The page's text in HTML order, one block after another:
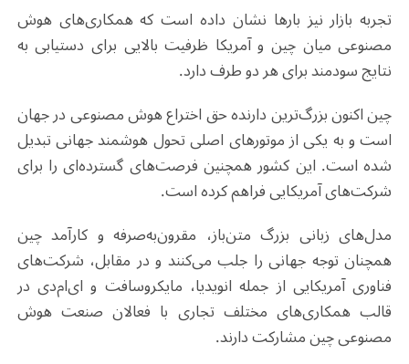
تجربه بازار نیز بارها نشان داده است که همکاری‌های هوش
مصنوعی میان چین و آمریکا ظرفیت بالایی برای دستیابی به
نتایج سودمند برای هر دو طرف دارد.
چین اکنون بزرگ‌ترین دارنده حق اختراع هوش مصنوعی در جهان
است و به یکی از موتورهای اصلی تحول هوشمند جهانی تبدیل
شده است. این کشور همچنین فرصت‌های گسترده‌ای را برای
شرکت‌های آمریکایی فراهم کرده است.
مدل‌های زبانی بزرگ متن‌باز، مقرون‌به‌صرفه و کارآمد چین
همچنان توجه جهانی را جلب می‌کنند و در مقابل، شرکت‌های
فناوری آمریکایی از جمله انویدیا، مایکروسافت و ای‌ام‌دی در
قالب همکاری‌های مختلف تجاری با فعالان صنعت هوش
مصنوعی چین مشارکت دارند.